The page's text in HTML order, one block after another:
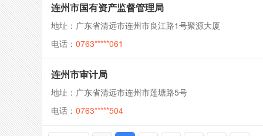
连州市国有资产监督管理局
地址：广东省清远市连州市良江路1号聚源大厦
电话： 0763*****061
连州市审计局
地址：广东省清远市连州市莲塘路5号
电话： 0763*****504